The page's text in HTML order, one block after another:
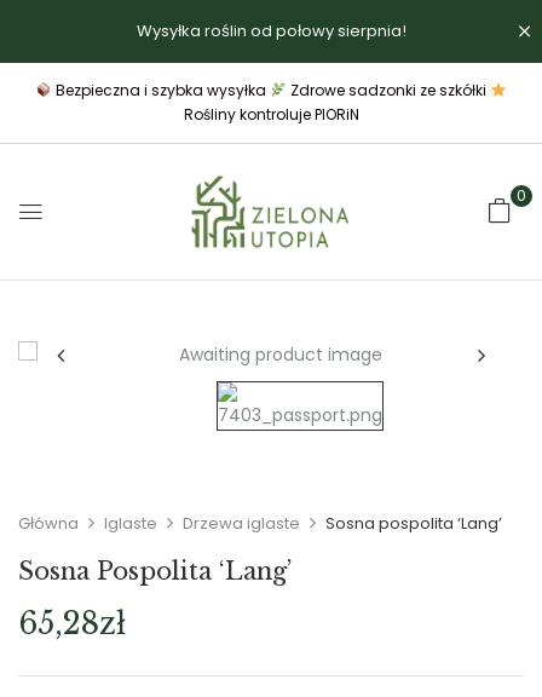
Wysyłka roślin od połowy sierpnia!
Bezpieczna i szybka wysyłka
Zdrowe sadzonki ze szkółki
Rośliny kontroluje PIORiN
0
Główna Iglaste Drzewa iglaste Sosna pospolita ‘Lang’
Sosna Pospolita ‘Lang’
65,28zł